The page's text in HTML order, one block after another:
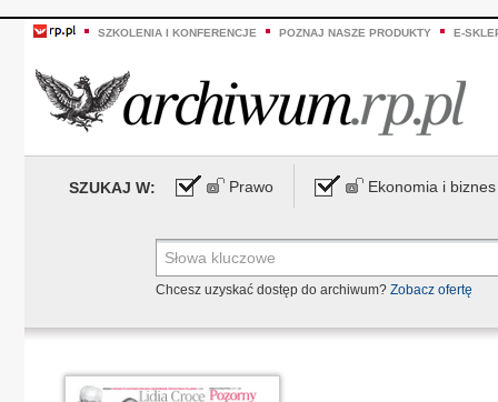
SZKOLENIA I KONFERENCJE POZNAJ NASZE PRODUKTY E-
SZUKAJ W: Prawo Ekonomia i biznes
Chcesz uzyskać dostęp do archiwum? Zobacz ofertę